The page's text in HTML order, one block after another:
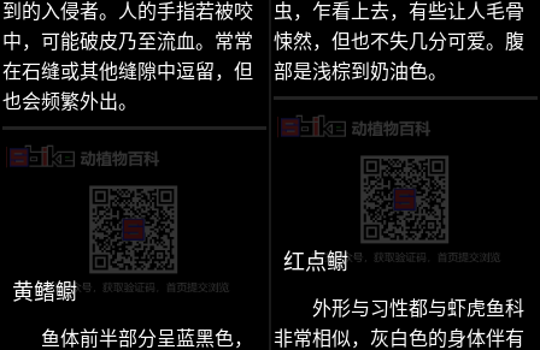
到的入侵者。人的手指若被咬
中，可能破皮乃至流血。常常
在石缝或其他缝隙中逗留，但
也会频繁外出。
黄鳍鳚
鱼体前半部分呈蓝黑色，
虫，乍看上去，有些让人毛骨
悚然，但也不失几分可爱。腹
部是浅棕到奶油色。
红点鳚
外形与习性都与虾虎鱼科
非常相似，灰白色的身体伴有